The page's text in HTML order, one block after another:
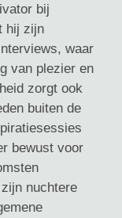
bij
hij zijn
waar
van plezier en
zorgt ook
buiten de
bewust voor
nuchtere